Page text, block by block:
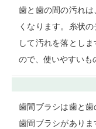
歯と歯の間の汚れ
くなります。糸状
して汚れを落とし
ので、使いやすいも
歯間ブラシは歯と
歯間ブラシがあり